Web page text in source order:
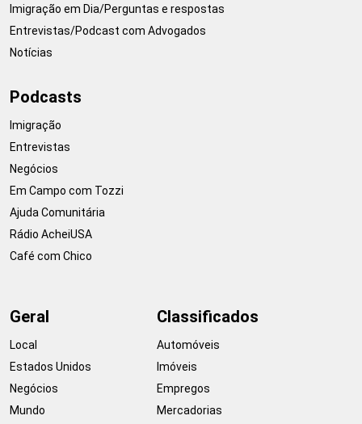
Imigração em Dia/Perguntas e respostas
Entrevistas/Podcast com Advogados
Notícias
Podcasts
Imigração
Entrevistas
Negócios
Em Campo com Tozzi
Ajuda Comunitária
Rádio AcheiUSA
Café com Chico
Geral
Local
Estados Unidos
Negócios
Mundo
Classificados
Automóveis
Imóveis
Empregos
Mercadorias